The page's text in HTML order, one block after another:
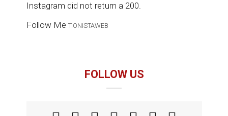
Instagram did not return a 200.
Follow Me T.ONISTAWEB
FOLLOW US